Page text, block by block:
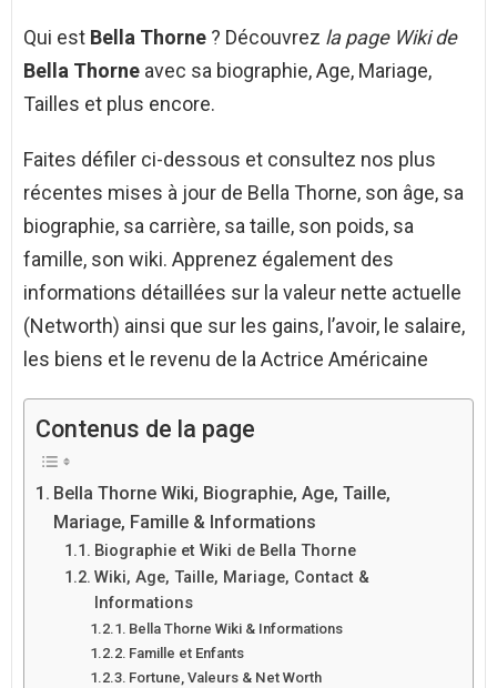
Qui est Bella Thorne ? Découvrez la page Wiki de
Bella Thorne avec sa biographie, Age, Mariage,
Tailles et plus encore.
Faites défiler ci-dessous et consultez nos plus
récentes mises à jour de Bella Thorne, son âge, sa
biographie, sa carrière, sa taille, son poids, sa
famille, son wiki. Apprenez également des
informations détaillées sur la valeur nette actuelle
(Networth) ainsi que sur les gains, l’avoir, le salaire,
les biens et le revenu de la Actrice Américaine
Contenus de la page
Bella Thorne Wiki, Biographie, Age, Taille,
Mariage, Famille & Informations
Biographie et Wiki de Bella Thorne
Wiki, Age, Taille, Mariage, Contact &
Informations
Bella Thorne Wiki & Informations
Famille et Enfants
Fortune, Valeurs & Net Worth